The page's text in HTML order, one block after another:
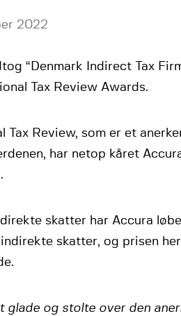
2022
“Denmark Indirect Tax
Tax Review Awards.
Tax Review, som er et
har netop kåret
skatter har Accura
skatter, og prisen
glade og stolte over den